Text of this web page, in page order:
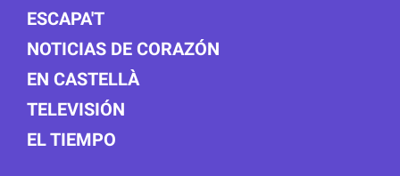
ESCAPA'T
NOTICIAS DE CORAZÓN
EN CASTELLÀ
TELEVISIÓN
EL TIEMPO